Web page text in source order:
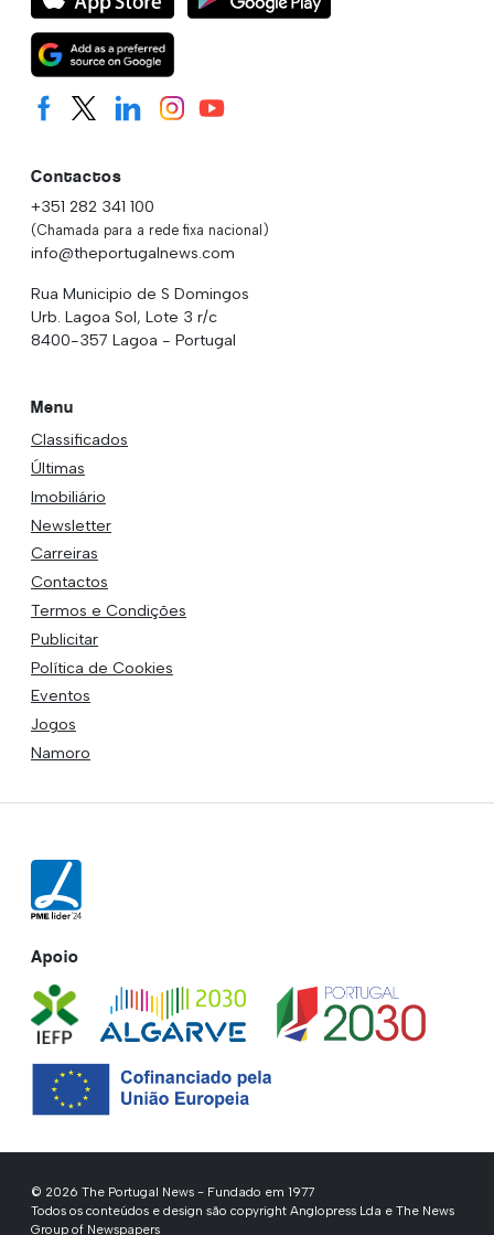
Contactos
+351 282 341 100
(Chamada para a rede fixa nacional)
info@theportugalnews.com
Rua Municipio de S Domingos
Urb. Lagoa Sol, Lote 3 r/c
8400-357 Lagoa - Portugal
Menu
Classificados
Últimas
Imobiliário
Newsletter
Carreiras
Contactos
Termos e Condições
Publicitar
Política de Cookies
Eventos
Jogos
Namoro
Apoio
© 2026 The Portugal News - Fundado em 1977
Todos os conteúdos e design são copyright Anglopress Lda e The News
Group of Newspapers